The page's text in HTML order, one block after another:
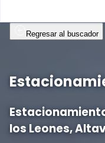
Regresar al buscador
los Leones,